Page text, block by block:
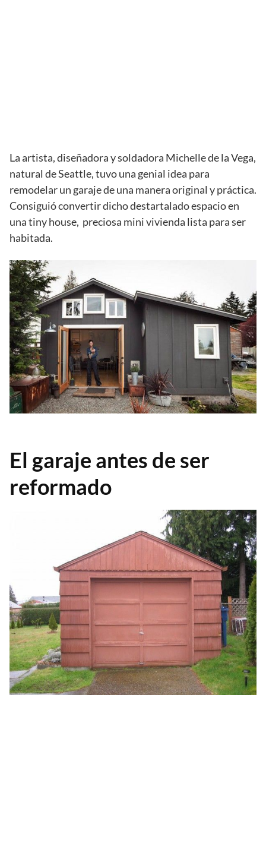
La artista, diseñadora y soldadora Michelle de la Vega,
natural de Seattle, tuvo una genial idea para
remodelar un garaje de una manera original y práctica.
Consiguió convertir dicho destartalado espacio en
una tiny house, preciosa mini vivienda lista para ser
habitada.
El garaje antes de ser
reformado